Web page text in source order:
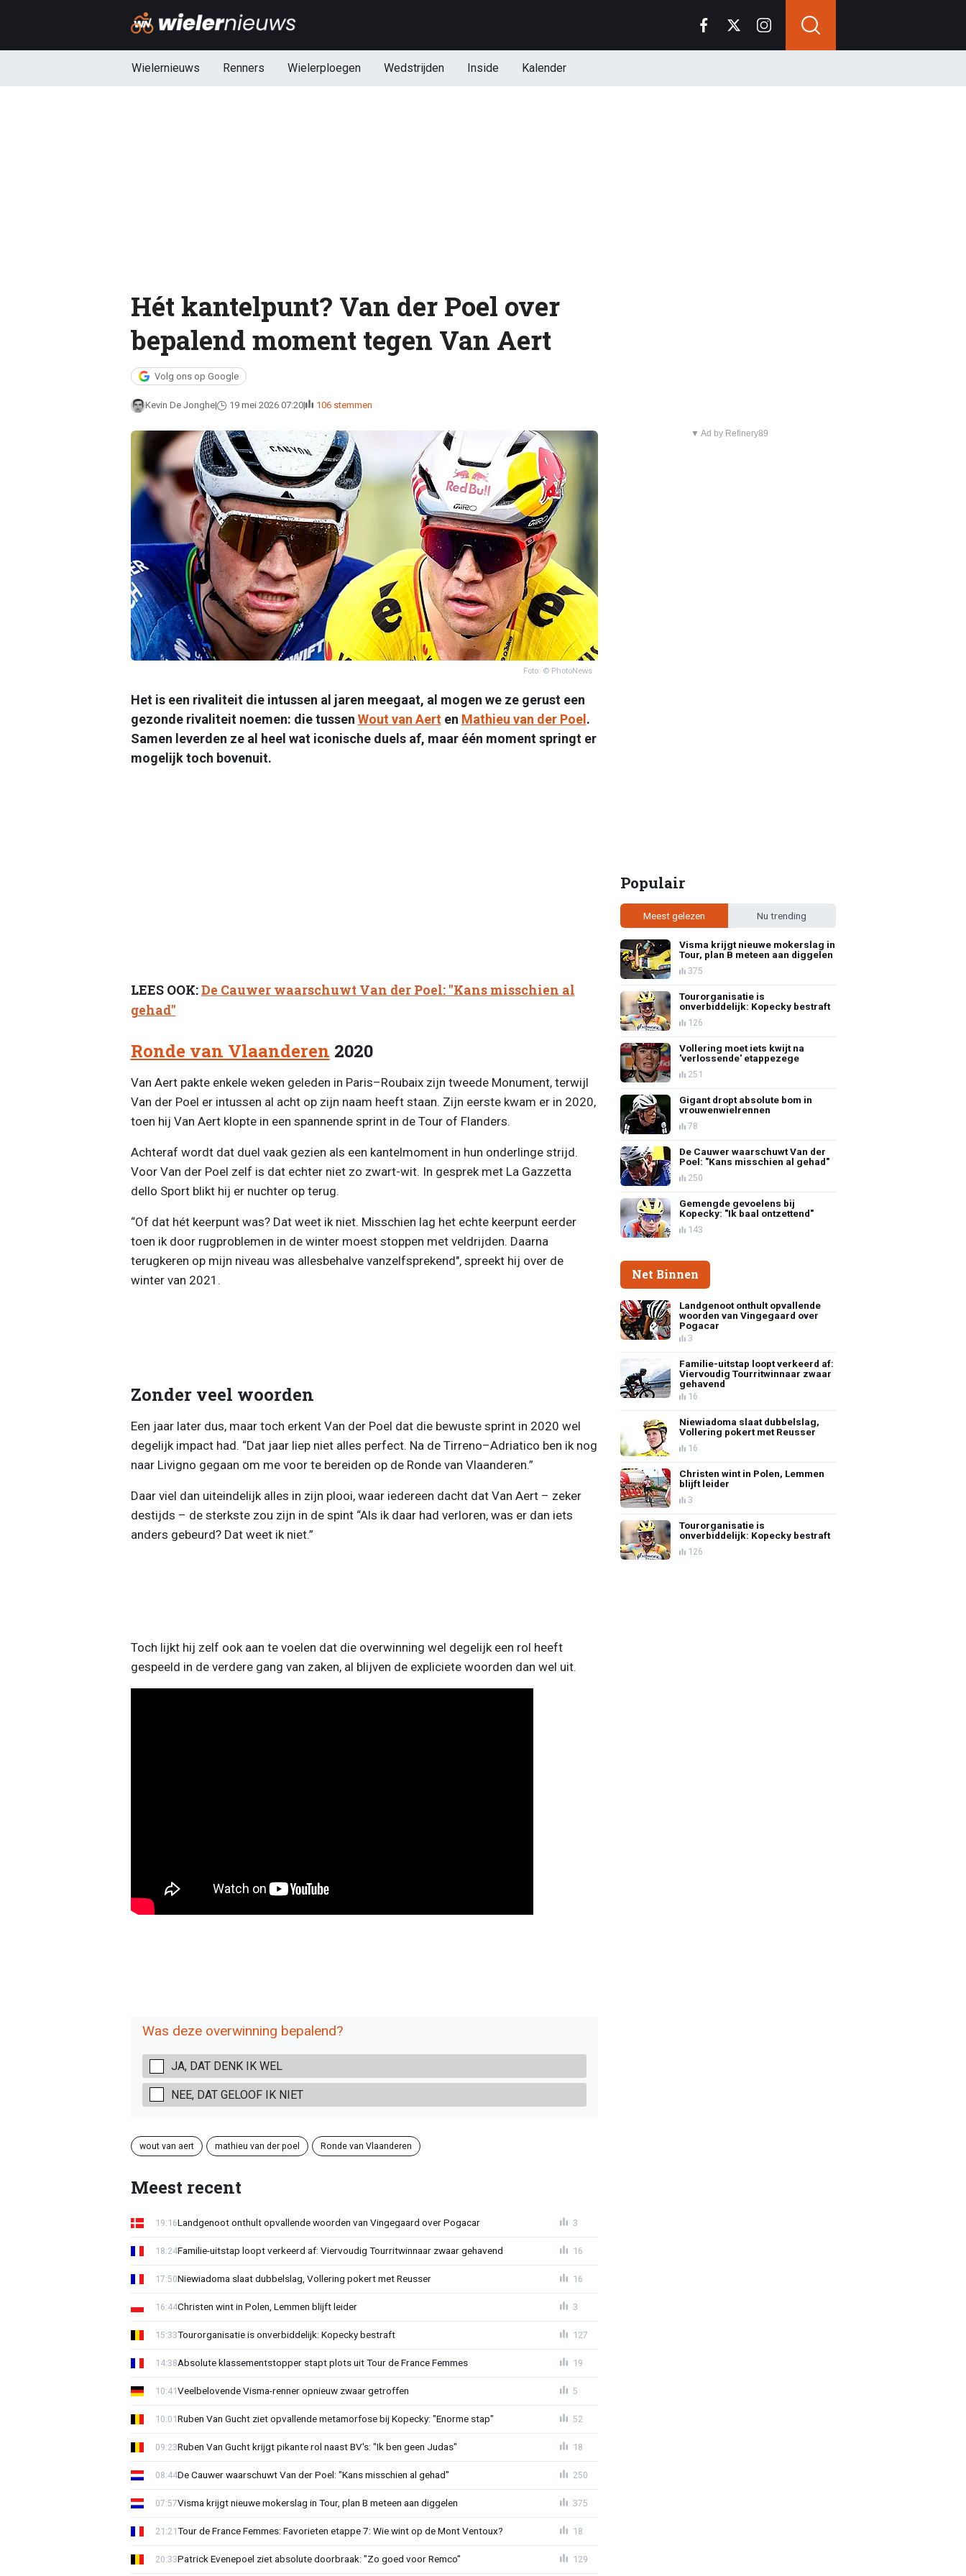
Wielernieuws Renners Wielerploegen Wedstrijden Inside Kalender
Hét kantelpunt? Van der Poel over
bepalend moment tegen Van Aert
Volg ons op Google
Kevin De Jonghe 19 mei 2026 07:20 106 stemmen
Foto: © PhotoNews
Het is een rivaliteit die intussen al jaren meegaat, al mogen we ze gerust een
gezonde rivaliteit noemen: die tussen Wout van Aerten Mathieu van der Poel.
Samen leverden ze al heel wat iconische duels af, maar één moment springt er
mogelijk toch bovenuit.
LEES OOK:De Cauwer waarschuwt Van der Poel: "Kans misschien al
gehad"
Ronde van Vlaanderen 2020
Van Aert pakte enkele weken geleden in Paris–Roubaix zijn tweede Monument, terwijl
Van der Poel er intussen al acht op zijn naam heeft staan. Zijn eerste kwam er in 2020,
toen hij Van Aert klopte in een spannende sprint in de Tour of Flanders.
Achteraf wordt dat duel vaak gezien als een kantelmoment in hun onderlinge strijd.
Voor Van der Poel zelf is dat echter niet zo zwart-wit. In gesprek met La Gazzetta
dello Sport blikt hij er nuchter op terug.
“Of dat hét keerpunt was? Dat weet ik niet. Misschien lag het echte keerpunt eerder
toen ik door rugproblemen in de winter moest stoppen met veldrijden. Daarna
terugkeren op mijn niveau was allesbehalve vanzelfsprekend", spreekt hij over de
winter van 2021.
Zonder veel woorden
Een jaar later dus, maar toch erkent Van der Poel dat die bewuste sprint in 2020 wel
degelijk impact had. “Dat jaar liep niet alles perfect. Na de Tirreno–Adriatico ben ik nog
naar Livigno gegaan om me voor te bereiden op de Ronde van Vlaanderen.”
Daar viel dan uiteindelijk alles in zijn plooi, waar iedereen dacht dat Van Aert – zeker
destijds – de sterkste zou zijn in de spint “Als ik daar had verloren, was er dan iets
anders gebeurd? Dat weet ik niet.”
Toch lijkt hij zelf ook aan te voelen dat die overwinning wel degelijk een rol heeft
gespeeld in de verdere gang van zaken, al blijven de expliciete woorden dan wel uit.
Was deze overwinning bepalend?
JA, DAT DENK IK WEL
NEE, DAT GELOOF IK NIET
wout van aert mathieu van der poel Ronde van Vlaanderen
Meest recent
Landgenoot onthult opvallende woorden van Vingegaard over Pogacar
19:16 3
Familie-uitstap loopt verkeerd af: Viervoudig Tourritwinnaar zwaar gehavend
18:24 16
Niewiadoma slaat dubbelslag, Vollering pokert met Reusser
17:50 16
Christen wint in Polen, Lemmen blijft leider
16:44 3
Tourorganisatie is onverbiddelijk: Kopecky bestraft
15:33 127
Absolute klassementstopper stapt plots uit Tour de France Femmes
14:38 19
Veelbelovende Visma-renner opnieuw zwaar getroffen
10:41 5
Ruben Van Gucht ziet opvallende metamorfose bij Kopecky: "Enorme stap"
10:01 52
Ruben Van Gucht krijgt pikante rol naast BV's: "Ik ben geen Judas"
09:23 18
De Cauwer waarschuwt Van der Poel: "Kans misschien al gehad"
08:44 250
Visma krijgt nieuwe mokerslag in Tour, plan B meteen aan diggelen
07:57 375
Tour de France Femmes: Favorieten etappe 7: Wie wint op de Mont Ventoux?
21:21 18
Patrick Evenepoel ziet absolute doorbraak: "Zo goed voor Remco"
20:33 129
▼ Ad by Refinery89
Populair
Meest gelezen Nu trending
Visma krijgt nieuwe mokerslag in
Tour, plan B meteen aan diggelen
375
Tourorganisatie is
onverbiddelijk: Kopecky bestraft
126
Vollering moet iets kwijt na
'verlossende' etappezege
251
Gigant dropt absolute bom in
vrouwenwielrennen
78
De Cauwer waarschuwt Van der
Poel: "Kans misschien al gehad"
250
Gemengde gevoelens bij
Kopecky: "Ik baal ontzettend"
143
Net Binnen
Landgenoot onthult opvallende
woorden van Vingegaard over
Pogacar
3
Familie-uitstap loopt verkeerd af:
Viervoudig Tourritwinnaar zwaar
gehavend
16
Niewiadoma slaat dubbelslag,
Vollering pokert met Reusser
16
Christen wint in Polen, Lemmen
blijft leider
3
Tourorganisatie is
onverbiddelijk: Kopecky bestraft
126